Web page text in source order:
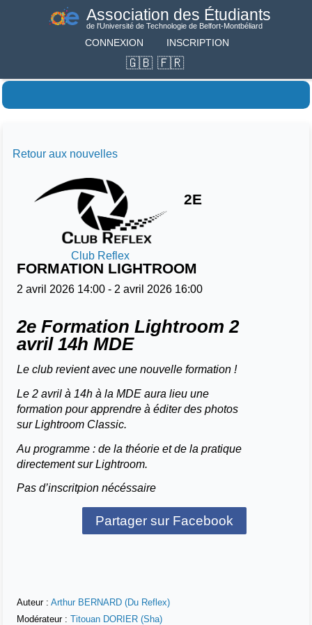
Association des Étudiants
de l'Université de Technologie de Belfort-Montbéliard
CONNEXION INSCRIPTION
Retour aux nouvelles
Club Reflex
2E
FORMATION LIGHTROOM
2 avril 2026 14:00 -2 avril 2026 16:00
2e Formation Lightroom 2
avril 14h MDE
Le club revient avec une nouvelle formation !
Le 2 avril à 14h à la MDE aura lieu une
formation pour apprendre à éditer des photos
sur Lightroom Classic.
Au programme : de la théorie et de la pratique
directement sur Lightroom.
Pas d’inscritpion nécéssaire
Partager sur Facebook
Auteur :Arthur BERNARD (Du Reflex)
Modérateur :Titouan DORIER (Sha)